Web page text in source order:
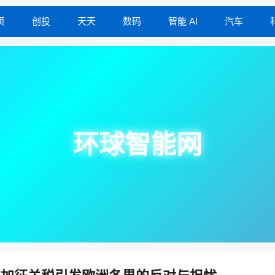
创投 天天 数码 智能 AI 汽车
环球智能网